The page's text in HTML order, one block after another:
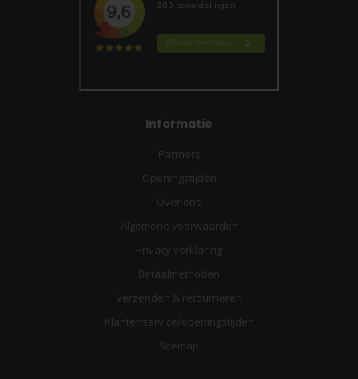
Informatie
Partners
Openingstijden
Over ons
Algemene voorwaarden
Privacy verklaring
Betaalmethoden
Verzenden & retourneren
Klantenservice/openingstijden
Sitemap